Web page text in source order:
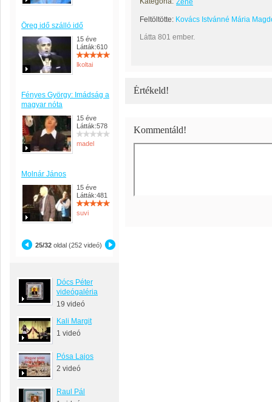
Öreg idő szálló idő
15 éve
Látták:610
lkoltai
Fényes György: Imádság a
magyar nóta
15 éve
Látták:578
madel
Molnár János
15 éve
Látták:481
suvi
25/32 oldal (252 videó)
Dócs Péter
videógaléria
19 videó
Kali Margit
1 videó
Pósa Lajos
2 videó
Raul Pál
Zene
Feltöltötte: Kovács Istvánné Mária
Látta 801 ember.
Értékeld!
Kommentáld!